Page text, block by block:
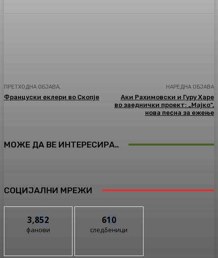
ПРЕТХОДНА ОБЈАВА,
Француски еклери во Скопје
НАРЕДНА ОБЈАВА
Аки Рахимовски и Гуру Харе
во заеднички проект: „Мајко“,
нова песна за ежење
МОЖЕ ДА ВЕ ИНТЕРЕСИРА..
СОЦИЈАЛНИ МРЕЖИ
3,852
фанови
610
следбеници